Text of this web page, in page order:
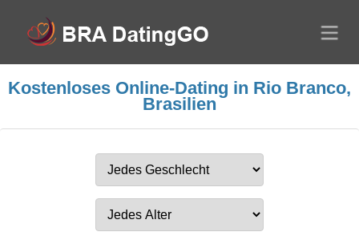
Kostenloses Online-Dating in Rio Branco,
Brasilien